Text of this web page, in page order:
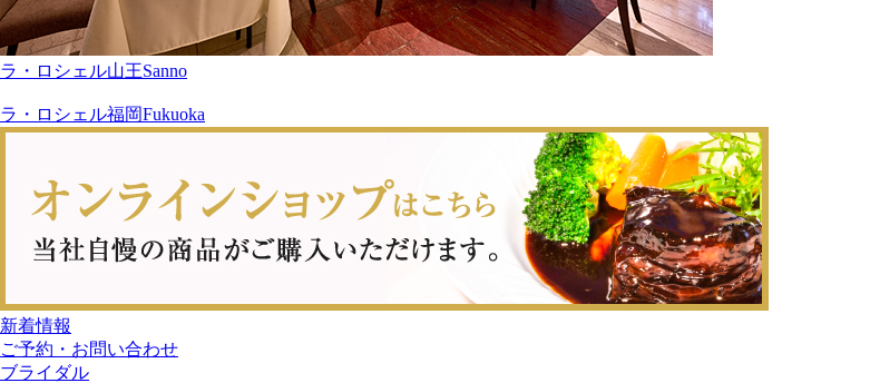
ラ・ロシェル山王Sanno
ラ・ロシェル福岡Fukuoka
新着情報
ご予約・お問い合わせ
ブライダル